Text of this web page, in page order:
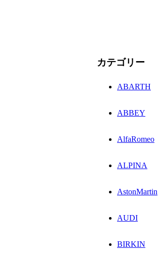
カテゴリー
ABARTH
ABBEY
AlfaRomeo
ALPINA
AstonMartin
AUDI
BIRKIN